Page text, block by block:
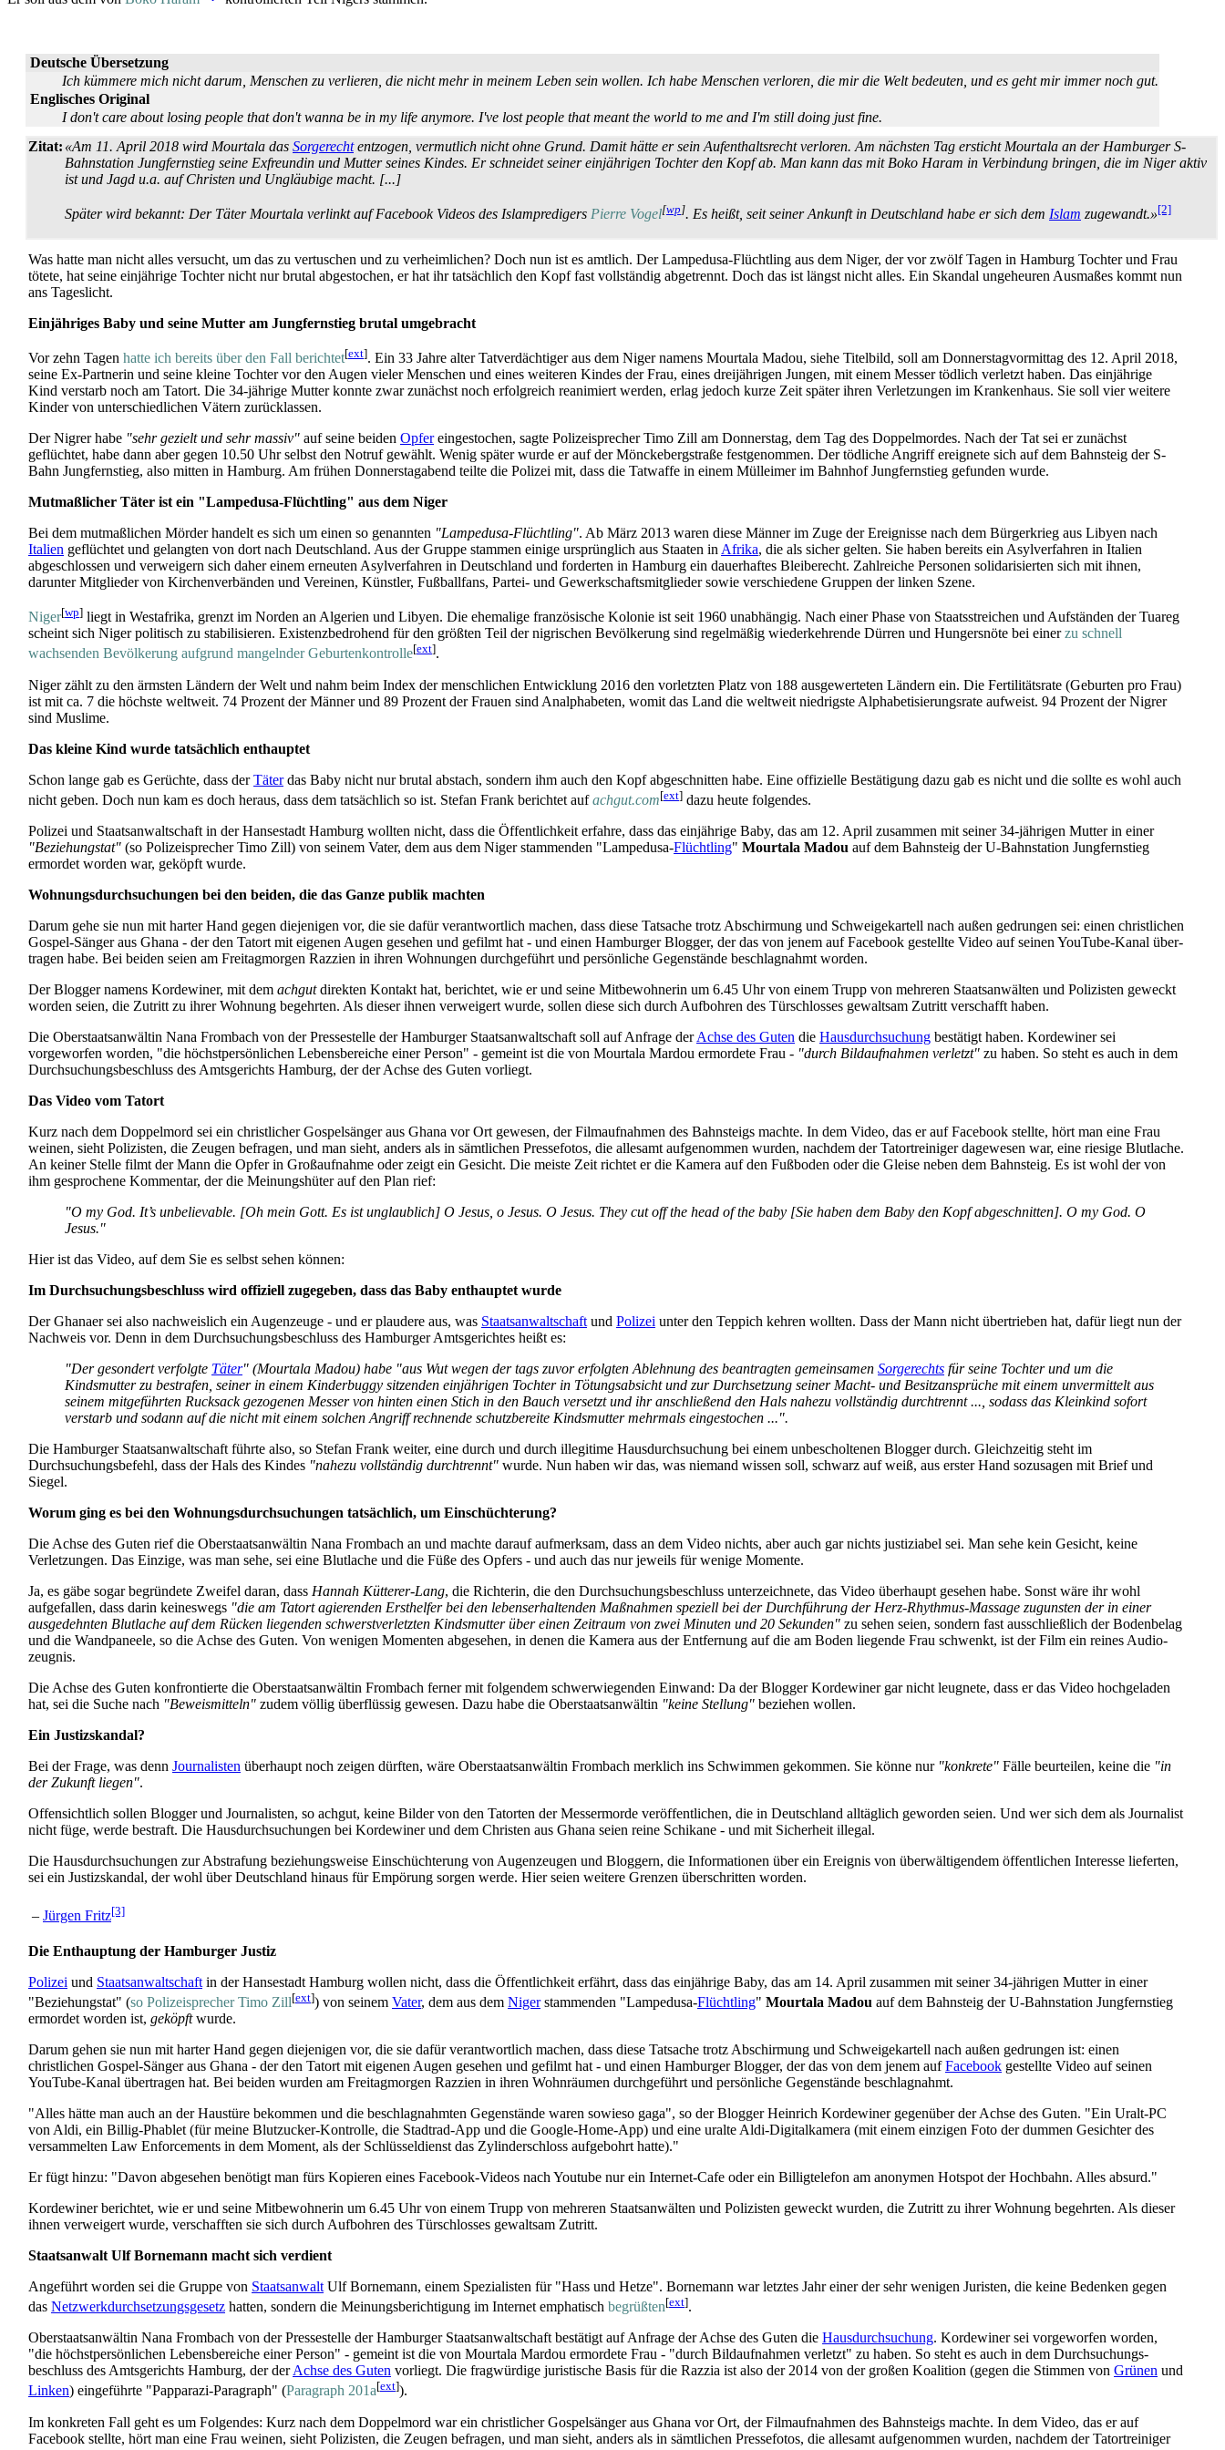
Deutsche Übersetzung
Ich kümmere mich nicht darum, Menschen zu verlieren, die nicht mehr in meinem Leben sein wollen. Ich habe Menschen verloren, die mir die Welt bedeuten, und es geht mir immer noch gut.
Englisches Original
I don't care about losing people that don't wanna be in my life anymore. I've lost people that meant the world to me and I'm still doing just fine.
Zitat: «Am 11. April 2018 wird Mourtala das Sorgerechtentzogen, vermutlich nicht ohne Grund. Damit hätte er sein Auf­enthalts­recht verloren. Am nächsten Tag ersticht Mourtala an der Hamburger S-
Bahn­station Jung­fern­stieg seine Exfreundin und Mutter seines Kindes. Er schneidet seiner ein­jährigen Tochter den Kopf ab. Man kann das mit Boko Haram in Verbindung bringen, die im Niger aktiv
ist und Jagd u.a. auf Christen und Ungläubige macht. [...]
Später wird bekannt: Der Täter Mourtala verlinkt auf Facebook Videos des Islam­predigers Pierre Vogel[wp]. Es heißt, seit seiner Ankunft in Deutschland habe er sich dem Islam zugewandt.»[2]
Was hatte man nicht alles versucht, um das zu vertuschen und zu verheimlichen? Doch nun ist es amtlich. Der Lampedusa-Flüchtling aus dem Niger, der vor zwölf Tagen in Hamburg Tochter und Frau
tötete, hat seine einjährige Tochter nicht nur brutal abgestochen, er hat ihr tatsächlich den Kopf fast vollständig abgetrennt. Doch das ist längst nicht alles. Ein Skandal ungeheuren Ausmaßes kommt nun
ans Tageslicht.
Einjähriges Baby und seine Mutter am Jungfernstieg brutal umgebracht
Vor zehn Tagen hatte ich bereits über den Fall berichtet[ext]. Ein 33 Jahre alter Tatverdächtiger aus dem Niger namens Mourtala Madou, siehe Titelbild, soll am Donnerstag­vormittag des 12. April 2018,
seine Ex-Partnerin und seine kleine Tochter vor den Augen vieler Menschen und eines weiteren Kindes der Frau, eines dreijährigen Jungen, mit einem Messer tödlich verletzt haben. Das einjährige
Kind verstarb noch am Tatort. Die 34-jährige Mutter konnte zwar zunächst noch erfolgreich reanimiert werden, erlag jedoch kurze Zeit später ihren Verletzungen im Krankenhaus. Sie soll vier weitere
Kinder von unter­schiedlichen Vätern zurücklassen.
Der Nigrer habe "sehr gezielt und sehr massiv" auf seine beiden Opfereingestochen, sagte Polizeisprecher Timo Zill am Donnerstag, dem Tag des Doppelmordes. Nach der Tat sei er zunächst
geflüchtet, habe dann aber gegen 10.50 Uhr selbst den Notruf gewählt. Wenig später wurde er auf der Mönckeberg­straße festgenommen. Der tödliche Angriff ereignete sich auf dem Bahnsteig der S-
Bahn Jungfernstieg, also mitten in Hamburg. Am frühen Donnerstag­abend teilte die Polizei mit, dass die Tatwaffe in einem Mülleimer im Bahnhof Jungfernstieg gefunden wurde.
Mutmaßlicher Täter ist ein "Lampedusa-Flüchtling" aus dem Niger
Bei dem mutmaßlichen Mörder handelt es sich um einen so genannten "Lampedusa-Flüchtling". Ab März 2013 waren diese Männer im Zuge der Ereignisse nach dem Bürgerkrieg aus Libyen nach
Italien geflüchtet und gelangten von dort nach Deutschland. Aus der Gruppe stammen einige ursprünglich aus Staaten in Afrika, die als sicher gelten. Sie haben bereits ein Asylverfahren in Italien
abgeschlossen und verweigern sich daher einem erneuten Asylverfahren in Deutschland und forderten in Hamburg ein dauerhaftes Bleiberecht. Zahlreiche Personen solidarisierten sich mit ihnen,
darunter Mitglieder von Kirchen­verbänden und Vereinen, Künstler, Fußballfans, Partei- und Gewerkschafts­mitglieder sowie verschiedene Gruppen der linken Szene.
Niger[wp] liegt in Westafrika, grenzt im Norden an Algerien und Libyen. Die ehemalige französische Kolonie ist seit 1960 unabhängig. Nach einer Phase von Staats­streichen und Aufständen der Tuareg
scheint sich Niger politisch zu stabilisieren. Existenz­bedrohend für den größten Teil der nigrischen Bevölkerung sind regelmäßig wieder­kehrende Dürren und Hungersnöte bei einerzu schnell
wachsenden Bevölkerung aufgrund mangelnder Geburten­kontrolle[ext].
Niger zählt zu den ärmsten Ländern der Welt und nahm beim Index der menschlichen Entwicklung 2016 den vorletzten Platz von 188 ausgewerteten Ländern ein. Die Fertilitätsrate (Geburten pro Frau)
ist mit ca. 7 die höchste weltweit. 74 Prozent der Männer und 89 Prozent der Frauen sind Analphabeten, womit das Land die weltweit niedrigste Alpha­betisierungs­rate aufweist. 94 Prozent der Nigrer
sind Muslime.
Das kleine Kind wurde tatsächlich enthauptet
Schon lange gab es Gerüchte, dass derTäterdas Baby nicht nur brutal abstach, sondern ihm auch den Kopf abgeschnitten habe. Eine offizielle Bestätigung dazu gab es nicht und die sollte es wohl auch
nicht geben. Doch nun kam es doch heraus, dass dem tatsächlich so ist. Stefan Frank berichtet aufachgut.com[ext] dazu heute folgendes.
Polizei und Staatsanwaltschaft in der Hansestadt Hamburg wollten nicht, dass die Öffentlichkeit erfahre, dass das einjährige Baby, das am 12. April zusammen mit seiner 34-jährigen Mutter in einer
"Beziehungstat" (so Polizei­sprecher Timo Zill) von seinem Vater, dem aus dem Niger stammenden "Lampedusa-Flüchtling" Mourtala Madou auf dem Bahn­steig der U-Bahn­station Jung­fern­stieg
ermordet worden war, geköpft wurde.
Wohnungsdurchsuchungen bei den beiden, die das Ganze publik machten
Darum gehe sie nun mit harter Hand gegen diejenigen vor, die sie dafür verantwortlich machen, dass diese Tatsache trotz Abschirmung und Schweigekartell nach außen gedrungen sei: einen christlichen
Gospel-Sänger aus Ghana - der den Tatort mit eigenen Augen gesehen und gefilmt hat - und einen Hamburger Blogger, der das von jenem auf Facebook gestellte Video auf seinen YouTube-Kanal über­
tragen habe. Bei beiden seien am Freitag­morgen Razzien in ihren Wohnungen durchgeführt und persönliche Gegenstände beschlagnahmt worden.
Der Blogger namens Kordewiner, mit dem achgutdirekten Kontakt hat, berichtet, wie er und seine Mitbewohnerin um 6.45 Uhr von einem Trupp von mehreren Staatsanwälten und Polizisten geweckt
worden seien, die Zutritt zu ihrer Wohnung begehrten. Als dieser ihnen verweigert wurde, sollen diese sich durch Aufbohren des Türschlosses gewaltsam Zutritt verschafft haben.
Die Oberstaatsanwältin Nana Frombach von der Pressestelle der Hamburger Staats­anwalt­schaft soll auf Anfrage derAchse des Guten die Hausdurchsuchung bestätigt haben. Kordewiner sei
vorgeworfen worden, "die höchst­persönlichen Lebens­bereiche einer Person" - gemeint ist die von Mourtala Mardou ermordete Frau - "durch Bild­aufnahmen verletzt" zu haben. So steht es auch in dem
Durch­suchungs­beschluss des Amtsgerichts Hamburg, der der Achse des Guten vorliegt.
Das Video vom Tatort
Kurz nach dem Doppelmord sei ein christlicher Gospelsänger aus Ghana vor Ort gewesen, der Film­aufnahmen des Bahnsteigs machte. In dem Video, das er auf Facebook stellte, hört man eine Frau
weinen, sieht Polizisten, die Zeugen befragen, und man sieht, anders als in sämtlichen Pressefotos, die allesamt aufgenommen wurden, nachdem der Tatort­reiniger dagewesen war, eine riesige Blutlache.
An keiner Stelle filmt der Mann die Opfer in Großaufnahme oder zeigt ein Gesicht. Die meiste Zeit richtet er die Kamera auf den Fußboden oder die Gleise neben dem Bahnsteig. Es ist wohl der von
ihm gesprochene Kommentar, der die Meinungs­hüter auf den Plan rief:
"O my God. It’s unbelievable. [Oh mein Gott. Es ist unglaublich] O Jesus, o Jesus. O Jesus. They cut off the head of the baby [Sie haben dem Baby den Kopf abgeschnitten]. O my God. O
Jesus."
Hier ist das Video, auf dem Sie es selbst sehen können:
Im Durchsuchungsbeschluss wird offiziell zugegeben, dass das Baby enthauptet wurde
Der Ghanaer sei also nachweislich ein Augenzeuge - und er plaudere aus, was Staatsanwaltschaft und Polizei unter den Teppich kehren wollten. Dass der Mann nicht übertrieben hat, dafür liegt nun der
Nachweis vor. Denn in dem Durch­suchungs­beschluss des Hamburger Amtsgerichtes heißt es:
"Der gesondert verfolgte Täter" (Mourtala Madou) habe "aus Wut wegen der tags zuvor erfolgten Ablehnung des beantragten gemeinsamen Sorgerechts für seine Tochter und um die
Kindsmutter zu bestrafen, seiner in einem Kinderbuggy sitzenden ein­jährigen Tochter in Tötungs­absicht und zur Durch­setzung seiner Macht- und Besitz­ansprüche mit einem unvermittelt aus
seinem mitgeführten Rucksack gezogenen Messer von hinten einen Stich in den Bauch versetzt und ihr anschließend den Hals nahezu vollständig durchtrennt ..., sodass das Kleinkind sofort
verstarb und sodann auf die nicht mit einem solchen Angriff rechnende schutz­bereite Kindsmutter mehrmals eingestochen ...".
Die Hamburger Staatsanwaltschaft führte also, so Stefan Frank weiter, eine durch und durch illegitime Haus­durch­suchung bei einem unbescholtenen Blogger durch. Gleichzeitig steht im
Durchsuchungs­befehl, dass der Hals des Kindes "nahezu vollständig durchtrennt" wurde. Nun haben wir das, was niemand wissen soll, schwarz auf weiß, aus erster Hand sozusagen mit Brief und
Siegel.
Worum ging es bei den Wohnungs­durch­suchungen tatsächlich, um Einschüchterung?
Die Achse des Guten rief die Ober­staats­anwältin Nana Frombach an und machte darauf aufmerksam, dass an dem Video nichts, aber auch gar nichts justiziabel sei. Man sehe kein Gesicht, keine
Verletzungen. Das Einzige, was man sehe, sei eine Blutlache und die Füße des Opfers - und auch das nur jeweils für wenige Momente.
Ja, es gäbe sogar begründete Zweifel daran, dass Hannah Kütterer-Lang, die Richterin, die den Durch­suchungs­beschluss unterzeichnete, das Video überhaupt gesehen habe. Sonst wäre ihr wohl
aufgefallen, dass darin keineswegs "die am Tatort agierenden Ersthelfer bei den lebens­erhaltenden Maßnahmen speziell bei der Durch­führung der Herz-Rhythmus-Massage zugunsten der in einer
ausgedehnten Blutlache auf dem Rücken liegenden schwerst­verletzten Kindsmutter über einen Zeitraum von zwei Minuten und 20 Sekunden" zu sehen seien, sondern fast ausschließlich der Bodenbelag
und die Wandpaneele, so die Achse des Guten. Von wenigen Momenten abgesehen, in denen die Kamera aus der Entfernung auf die am Boden liegende Frau schwenkt, ist der Film ein reines Audio­
zeugnis.
Die Achse des Guten konfrontierte die Ober­staats­anwältin Frombach ferner mit folgendem schwer­wiegenden Einwand: Da der Blogger Kordewiner gar nicht leugnete, dass er das Video hoch­geladen
hat, sei die Suche nach "Beweis­mitteln" zudem völlig überflüssig gewesen. Dazu habe die Ober­staats­anwältin "keine Stellung" beziehen wollen.
Ein Justizskandal?
Bei der Frage, was denn Journalisten überhaupt noch zeigen dürften, wäre Ober­staats­anwältin Frombach merklich ins Schwimmen gekommen. Sie könne nur "konkrete" Fälle beurteilen, keine die "in
der Zukunft liegen".
Offensichtlich sollen Blogger und Journalisten, so achgut, keine Bilder von den Tat­orten der Messermorde veröffentlichen, die in Deutschland alltäglich geworden seien. Und wer sich dem als Journalist
nicht füge, werde bestraft. Die Haus­durch­suchungen bei Kordewiner und dem Christen aus Ghana seien reine Schikane - und mit Sicherheit illegal.
Die Hausdurchsuchungen zur Abstrafung beziehungsweise Ein­schüchterung von Augenzeugen und Bloggern, die Informationen über ein Ereignis von über­wältigendem öffentlichen Interesse lieferten,
sei ein Justiz­skandal, der wohl über Deutschland hinaus für Empörung sorgen werde. Hier seien weitere Grenzen überschritten worden.
– Jürgen Fritz[3]
Die Enthauptung der Hamburger Justiz
Polizei und Staatsanwaltschaft in der Hansestadt Hamburg wollen nicht, dass die Öffentlichkeit erfährt, dass das einjährige Baby, das am 14. April zusammen mit seiner 34-jährigen Mutter in einer
"Beziehungstat" (so Polizei­sprecher Timo Zill[ext]) von seinem Vater, dem aus dem Nigerstammenden "Lampedusa-Flüchtling" Mourtala Madou auf dem Bahnsteig der U-Bahnstation Jungfernstieg
ermordet worden ist, geköpftwurde.
Darum gehen sie nun mit harter Hand gegen diejenigen vor, die sie dafür verantwortlich machen, dass diese Tatsache trotz Abschirmung und Schweigekartell nach außen gedrungen ist: einen
christlichen Gospel-Sänger aus Ghana - der den Tatort mit eigenen Augen gesehen und gefilmt hat - und einen Hamburger Blogger, der das von dem jenem aufFacebook gestellte Video auf seinen
YouTube-Kanal übertragen hat. Bei beiden wurden am Freitag­morgen Razzien in ihren Wohnräumen durchgeführt und persönliche Gegenstände beschlagnahmt.
"Alles hätte man auch an der Haustüre bekommen und die beschlagnahmten Gegenstände waren sowieso gaga", so der Blogger Heinrich Kordewiner gegenüber der Achse des Guten. "Ein Uralt-PC
von Aldi, ein Billig-Phablet (für meine Blutzucker-Kontrolle, die Stadtrad-App und die Google-Home-App) und eine uralte Aldi-Digitalkamera (mit einem einzigen Foto der dummen Gesichter des
versammelten Law Enforcements in dem Moment, als der Schlüsseldienst das Zylinder­schloss aufgebohrt hatte)."
Er fügt hinzu: "Davon abgesehen benötigt man fürs Kopieren eines Facebook-Videos nach Youtube nur ein Internet-Cafe oder ein Billigtelefon am anonymen Hotspot der Hochbahn. Alles absurd."
Kordewiner berichtet, wie er und seine Mitbewohnerin um 6.45 Uhr von einem Trupp von mehreren Staatsanwälten und Polizisten geweckt wurden, die Zutritt zu ihrer Wohnung begehrten. Als dieser
ihnen verweigert wurde, verschafften sie sich durch Aufbohren des Türschlosses gewaltsam Zutritt.
Staatsanwalt Ulf Bornemann macht sich verdient
Angeführt worden sei die Gruppe von Staatsanwalt Ulf Bornemann, einem Spezialisten für "Hass und Hetze". Bornemann war letztes Jahr einer der sehr wenigen Juristen, die keine Bedenken gegen
das Netzwerkdurchsetzungsgesetz hatten, sondern die Meinungs­berichtigung im Internet emphatisch begrüßten[ext].
Oberstaatsanwältin Nana Frombach von der Pressestelle der Hamburger Staatsanwaltschaft bestätigt auf Anfrage der Achse des Guten die Hausdurchsuchung. Kordewiner sei vorgeworfen worden,
"die höchst­persönlichen Lebens­bereiche einer Person" - gemeint ist die von Mourtala Mardou ermordete Frau - "durch Bild­aufnahmen verletzt" zu haben. So steht es auch in dem Durch­suchungs­
beschluss des Amtsgerichts Hamburg, der derAchse des Guten vorliegt. Die fragwürdige juristische Basis für die Razzia ist also der 2014 von der großen Koalition (gegen die Stimmen von Grünen und
Linken) eingeführte "Papparazi-Paragraph" (Paragraph 201a[ext]).
Im konkreten Fall geht es um Folgendes: Kurz nach dem Doppelmord war ein christlicher Gospelsänger aus Ghana vor Ort, der Film­aufnahmen des Bahnsteigs machte. In dem Video, das er auf
Facebook stellte, hört man eine Frau weinen, sieht Polizisten, die Zeugen befragen, und man sieht, anders als in sämtlichen Pressefotos, die allesamt aufgenommen wurden, nachdem der Tatort­reiniger